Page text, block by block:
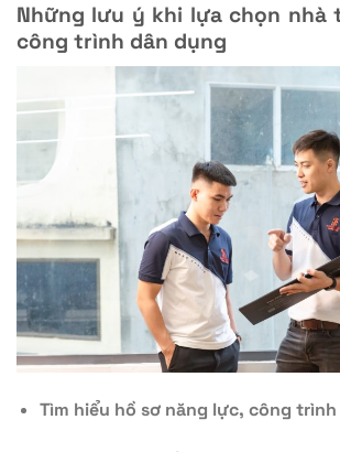
Những lưu ý khi lựa chọn nhà
công trình dân dụng
Tìm hiểu hồ sơ năng lực, công